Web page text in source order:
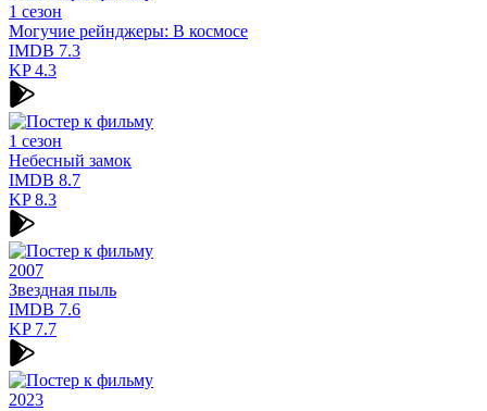
1 сезон
Могучие рейнджеры: В космосе
IMDB 7.3
KP4.3
1 сезон
Небесный замок
IMDB 8.7
KP8.3
2007
Звездная пыль
IMDB 7.6
KP7.7
2023